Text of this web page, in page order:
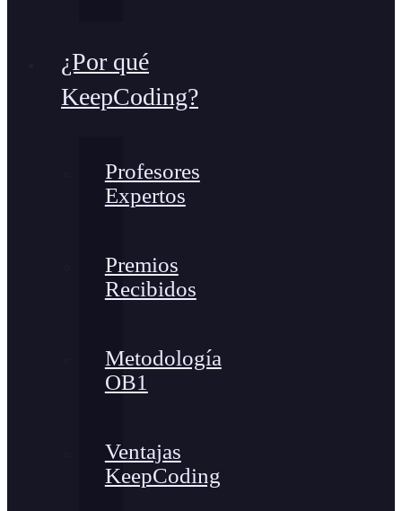
¿Por qué
KeepCoding?
Profesores
Expertos
Premios
Recibidos
Metodología
OB1
Ventajas
KeepCoding